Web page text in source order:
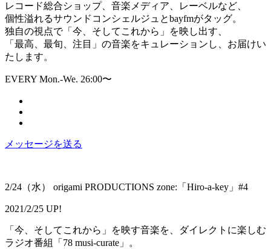
レコード総合ショップ、音楽メディア、レーベルなど、
個性溢れるサウンドコンシェルジュとbayfmがタッグ。
独自の視点で「今、そしてこれから」を映し出す、
「最高、最旬、注目」の音楽をキュレーションし、お届けい
たします。
EVERY Mon.-We. 26:00〜
メッセージを送る
2/24（水） origami PRODUCTIONS zone:「Hiro-a-key」#4
2021/2/25 UP!
「今、そしてこれから」を映す音楽を、ダイレクトに楽しむ
ラジオ番組「78 musi-curate」。